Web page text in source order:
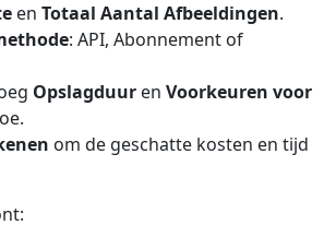
en Totaal Aantal Afbeeldingen.
: API, Abonnement of
Opslagduur en Voorkeuren voor
om de geschatte kosten en tijd